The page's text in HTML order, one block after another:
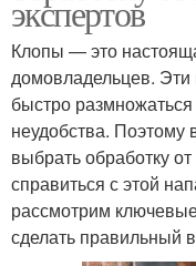
экспертов
Клопы — это
домовладельцев.
быстро
неудобства. Поэтому
выбрать обработку
справиться с этой
рассмотрим
сделать правильный